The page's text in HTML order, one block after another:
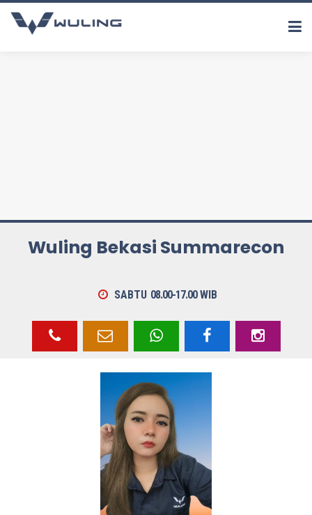
Wuling Bekasi Summarecon
SABTU 08.00-17.00WIB